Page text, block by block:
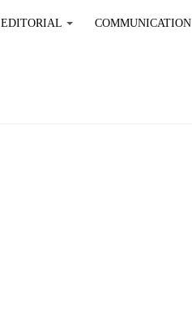
EDITORIAL COMMUNICATION